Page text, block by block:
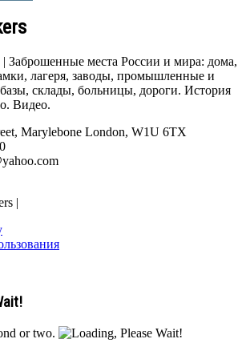
| Заброшенные места России и мира: дома,
лагеря, заводы, промышленные и
склады, больницы, дороги. История
Видео.
Marylebone London, W1U 6TX
or two.